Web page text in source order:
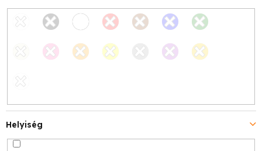
Helyiség